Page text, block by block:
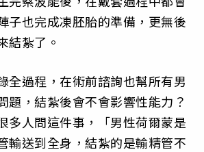
子也完成凍胚胎的準備，更無後
結紮了。
全過程，在術前諮詢也幫所有男
題，結紮後會不會影響性能力？
多人問這件事，「男性荷爾蒙是
輸送到全身，結紮的是輸精管不